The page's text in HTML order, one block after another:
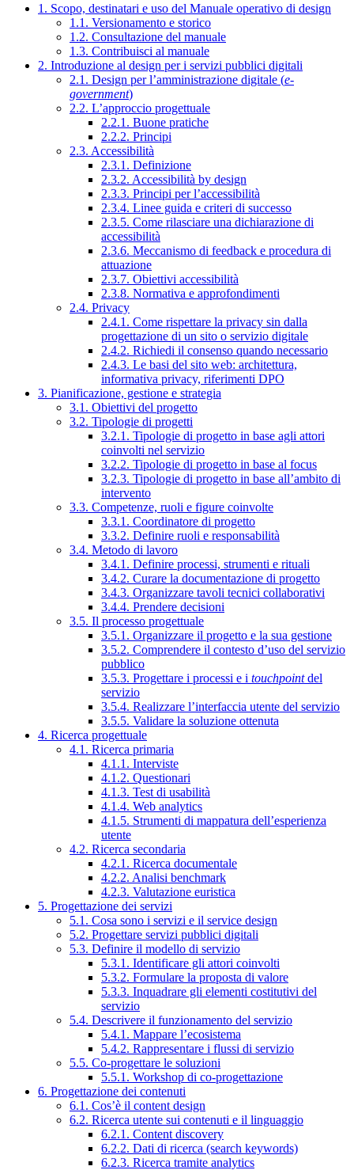
1. Scopo, destinatari e uso del Manuale operativo di design
1.1. Versionamento e storico
1.2. Consultazione del manuale
1.3. Contribuisci al manuale
2. Introduzione al design per i servizi pubblici digitali
2.1. Design per l’amministrazione digitale (e-
government)
2.2. L’approccio progettuale
2.2.1. Buone pratiche
2.2.2. Principi
2.3. Accessibilità
2.3.1. Definizione
2.3.2. Accessibilità by design
2.3.3. Principi per l’accessibilità
2.3.4. Linee guida e criteri di successo
2.3.5. Come rilasciare una dichiarazione di
accessibilità
2.3.6. Meccanismo di feedback e procedura di
attuazione
2.3.7. Obiettivi accessibilità
2.3.8. Normativa e approfondimenti
2.4. Privacy
2.4.1. Come rispettare la privacy sin dalla
progettazione di un sito o servizio digitale
2.4.2. Richiedi il consenso quando necessario
2.4.3. Le basi del sito web: architettura,
informativa privacy, riferimenti DPO
3. Pianificazione, gestione e strategia
3.1. Obiettivi del progetto
3.2. Tipologie di progetti
3.2.1. Tipologie di progetto in base agli attori
coinvolti nel servizio
3.2.2. Tipologie di progetto in base al focus
3.2.3. Tipologie di progetto in base all’ambito di
intervento
3.3. Competenze, ruoli e figure coinvolte
3.3.1. Coordinatore di progetto
3.3.2. Definire ruoli e responsabilità
3.4. Metodo di lavoro
3.4.1. Definire processi, strumenti e rituali
3.4.2. Curare la documentazione di progetto
3.4.3. Organizzare tavoli tecnici collaborativi
3.4.4. Prendere decisioni
3.5. Il processo progettuale
3.5.1. Organizzare il progetto e la sua gestione
3.5.2. Comprendere il contesto d’uso del servizio
pubblico
3.5.3. Progettare i processi e i touchpointdel
servizio
3.5.4. Realizzare l’interfaccia utente del servizio
3.5.5. Validare la soluzione ottenuta
4. Ricerca progettuale
4.1. Ricerca primaria
4.1.1. Interviste
4.1.2. Questionari
4.1.3. Test di usabilità
4.1.4. Web analytics
4.1.5. Strumenti di mappatura dell’esperienza
utente
4.2. Ricerca secondaria
4.2.1. Ricerca documentale
4.2.2. Analisi benchmark
4.2.3. Valutazione euristica
5. Progettazione dei servizi
5.1. Cosa sono i servizi e il service design
5.2. Progettare servizi pubblici digitali
5.3. Definire il modello di servizio
5.3.1. Identificare gli attori coinvolti
5.3.2. Formulare la proposta di valore
5.3.3. Inquadrare gli elementi costitutivi del
servizio
5.4. Descrivere il funzionamento del servizio
5.4.1. Mappare l’ecosistema
5.4.2. Rappresentare i flussi di servizio
5.5. Co-progettare le soluzioni
5.5.1. Workshop di co-progettazione
6. Progettazione dei contenuti
6.1. Cos’è il content design
6.2. Ricerca utente sui contenuti e il linguaggio
6.2.1. Content discovery
6.2.2. Dati di ricerca (search keywords)
6.2.3. Ricerca tramite analytics